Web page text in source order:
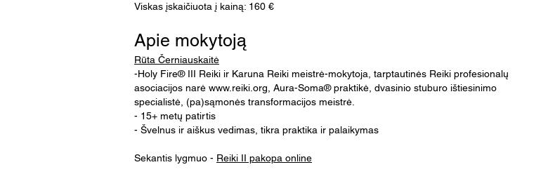
Viskas įskaičiuota į kainą: 160 €
Apie mokytoją
Rūta Černiauskaitė
-Holy Fire® III Reiki ir Karuna Reiki meistrė-mokytoja, tarptautinės Reiki profesionalų
asociacijos narė www.reiki.org , Aura-Soma® praktikė, dvasinio stuburo ištiesinimo
specialistė, (pa)sąmonės transformacijos meistrė.
- 15+ metų patirtis
- Švelnus ir aiškus vedimas, tikra praktika ir palaikymas
Sekantis lygmuo - Reiki II pakopa online